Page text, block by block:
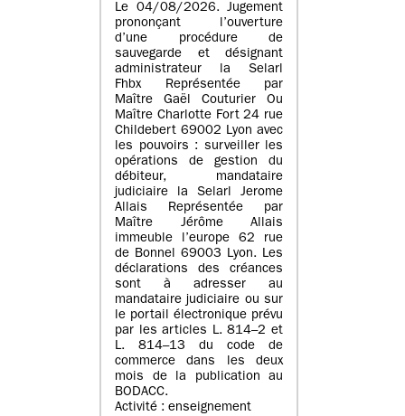
Le 04/08/2026. Jugement
prononçant l’ouverture
d’une procédure de
sauvegarde et désignant
administrateur la Selarl
Fhbx Représentée par
Maître Gaël Couturier Ou
Maître Charlotte Fort 24 rue
Childebert 69002 Lyon avec
les pouvoirs : surveiller les
opérations de gestion du
débiteur, mandataire
judiciaire la Selarl Jerome
Allais Représentée par
Maître Jérôme Allais
immeuble l’europe 62 rue
de Bonnel 69003 Lyon. Les
déclarations des créances
sont à adresser au
mandataire judiciaire ou sur
le portail électronique prévu
par les articles L. 814–2 et
L. 814–13 du code de
commerce dans les deux
mois de la publication au
BODACC.
Activité : enseignement